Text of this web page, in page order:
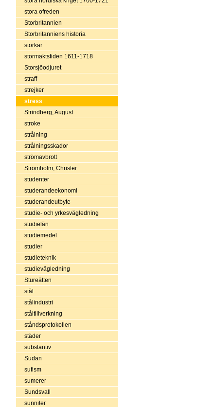
stora ofreden
Storbritannien
Storbritanniens historia
storkar
stormaktstiden 1611-1718
Storsjöodjuret
straff
strejker
stress
Strindberg, August
stroke
strålning
strålningsskador
strömavbrott
Strömholm, Christer
studenter
studerandeekonomi
studerandeutbyte
studie- och yrkesvägledning
studielån
studiemedel
studier
studieteknik
studievägledning
Stureätten
stål
stålindustri
ståltillverkning
ståndsprotokollen
städer
substantiv
Sudan
sufism
sumerer
Sundsvall
sunniter